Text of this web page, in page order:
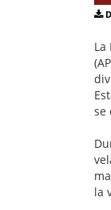
La
se
la